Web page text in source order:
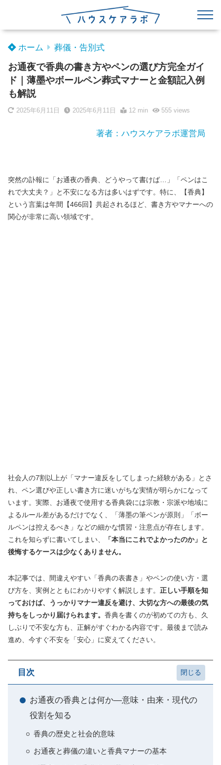
ホーム 葬儀・告別式
お通夜で香典の書き方やペンの選び方完全ガイ
ド｜薄墨やボールペン葬式マナーと金額記入例
も解説
2025年6月11日 2025年6月11日 12 min 555views
著者：ハウスケアラボ運営局
突然の訃報に「お通夜の香典、どうやって書けば…」「ペンはこ
れで大丈夫？」と不安になる方は多いはずです。特に、【香典】
という言葉は年間【466回】共起されるほど、書き方やマナーへの
関心が非常に高い領域です。
社会人の7割以上が「マナー違反をしてしまった経験がある」とさ
れ、ペン選びや正しい書き方に迷いがちな実情が明らかになって
います。実際、お通夜で使用する香典袋には宗教・宗派や地域に
よるルール差があるだけでなく、「薄墨の筆ペンが原則」「ボー
ルペンは控えるべき」などの細かな慣習・注意点が存在します。
これを知らずに書いてしまい、
「本当にこれでよかったのか」と
後悔するケースは少なくありません。
本記事では、間違えやすい「香典の表書き」やペンの使い方・選
び方を、実例とともにわかりやすく解説します。 正しい手順を知
っておけば、うっかりマナー違反を避け、大切な方への最後の気
持ちをしっかり届けられます。 香典を書くのが初めての方も、久
しぶりで不安な方も、正解がすぐわかる内容です。最後まで読み
進め、今すぐ不安を「安心」に変えてください。
目次
お通夜の香典とは何か―意味・由来・現代の
役割を知る
香典の歴史と社会的意味
お通夜と葬儀の違いと香典マナーの基本